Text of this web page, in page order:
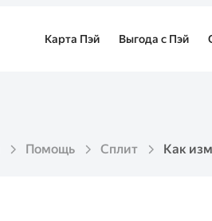
Карта Пэй Выгода с Пэй
Помощь Сплит Как